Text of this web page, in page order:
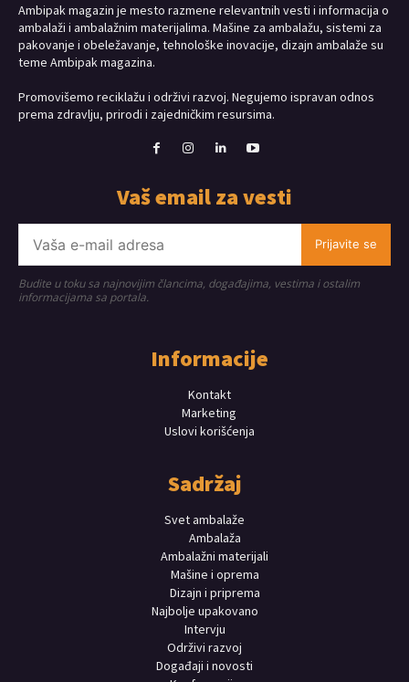
Ambipak magazin je mesto razmene relevantnih vesti i informacija o
ambalaži i ambalažnim materijalima. Mašine za ambalažu, sistemi za
pakovanje i obeležavanje, tehnološke inovacije, dizajn ambalaže su
teme Ambipak magazina.
Promovišemo reciklažu i održivi razvoj. Negujemo ispravan odnos
prema zdravlju, prirodi i zajedničkim resursima.
Vaš email za vesti
Prijavite se
Budite u toku sa najnovijim člancima, događajima, vestima i ostalim
informacijama sa portala.
Informacije
Kontakt
Marketing
Uslovi korišćenja
Sadržaj
Svet ambalaže
Ambalaža
Ambalažni materijali
Mašine i oprema
Dizajn i priprema
Najbolje upakovano
Intervju
Održivi razvoj
Događaji i novosti